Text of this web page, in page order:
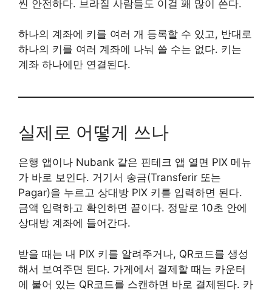
씬 안전하다. 브라질 사람들도 이걸 꽤 많이 쓴다.
하나의 계좌에 키를 여러 개 등록할 수 있고, 반대로
하나의 키를 여러 계좌에 나눠 쓸 수는 없다. 키는
계좌 하나에만 연결된다.
실제로 어떻게 쓰나
은행 앱이나 Nubank 같은 핀테크 앱 열면 PIX 메뉴
가 바로 보인다. 거기서 송금(Transferir 또는
Pagar)을 누르고 상대방 PIX 키를 입력하면 된다.
금액 입력하고 확인하면 끝이다. 정말로 10초 안에
상대방 계좌에 들어간다.
받을 때는 내 PIX 키를 알려주거나, QR코드를 생성
해서 보여주면 된다. 가게에서 결제할 때는 카운터
에 붙어 있는 QR코드를 스캔하면 바로 결제된다. 카